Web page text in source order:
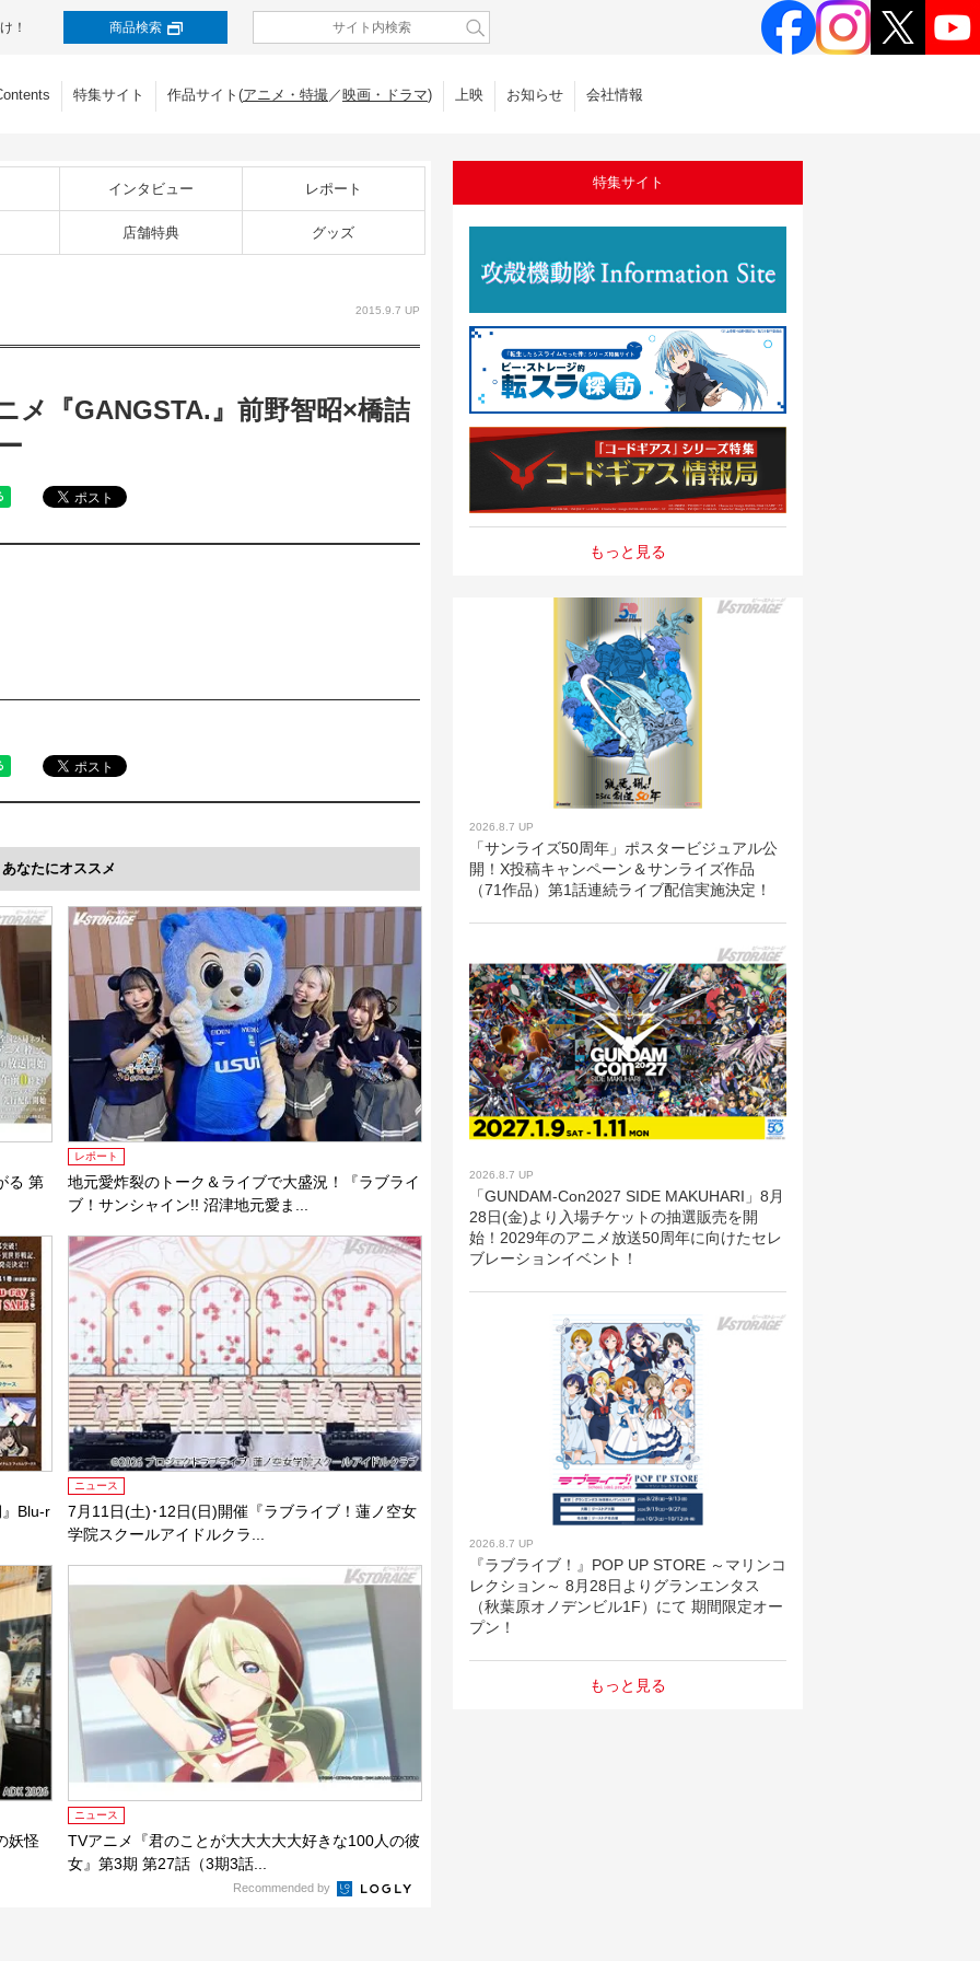
！ 商品検索
特集サイト 作品サイト(アニメ・特撮／映画・ドラマ) 上映 お知らせ 会社情報
インタビュー レポート
店舗特典 グッズ
2015.9.7 UP
メ『GANGSTA.』前野智昭×橋詰
あなたにオススメ
る 第
レポート
地元愛炸裂のトーク＆ライブで大盛況！『ラブライ
ブ！サンシャイン!! 沼津地元愛ま...
Blu-r
ニュース
7月11日(土)･12日(日)開催『ラブライブ！蓮ノ空女
学院スクールアイドルクラ...
妖怪
ニュース
TVアニメ『君のことが大大大大大好きな100人の彼
女』第3期 第27話（3期3話...
Recommended by
特集サイト
もっと見る
2026.8.7 UP
「サンライズ50周年」ポスタービジュアル公
開！X投稿キャンペーン＆サンライズ作品
（71作品）第1話連続ライブ配信実施決定！
2026.8.7 UP
「GUNDAM-Con2027 SIDE MAKUHARI」8月
28日(金)より入場チケットの抽選販売を開
始！2029年のアニメ放送50周年に向けたセレ
ブレーションイベント！
2026.8.7 UP
『ラブライブ！』POP UP STORE ～マリンコ
レクション～ 8月28日よりグランエンタス
（秋葉原オノデンビル1F）にて 期間限定オー
プン！
もっと見る